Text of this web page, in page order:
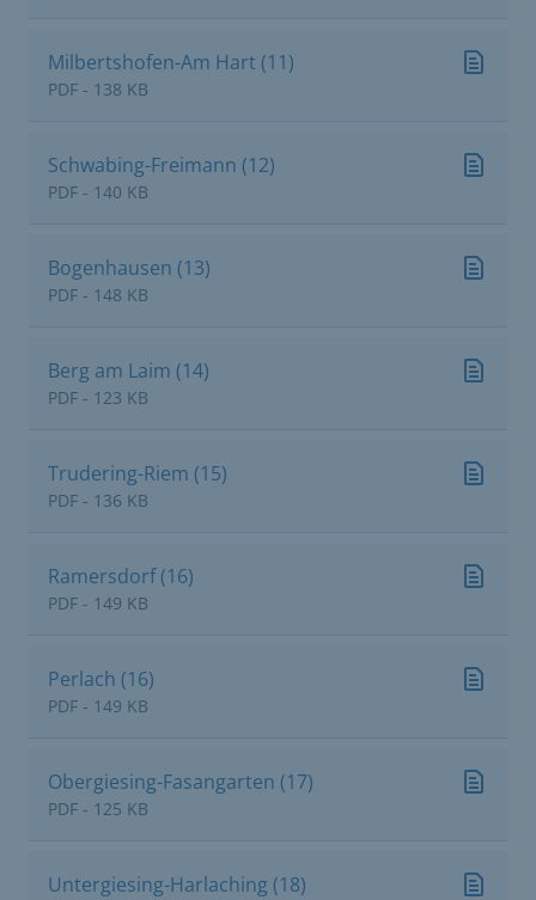
Milbertshofen-Am Hart (11)
PDF - 138 KB
Schwabing-Freimann (12)
PDF - 140 KB
Bogenhausen (13)
PDF - 148 KB
Berg am Laim (14)
PDF - 123 KB
Trudering-Riem (15)
PDF - 136 KB
Ramersdorf (16)
PDF - 149 KB
Perlach (16)
PDF - 149 KB
Obergiesing-Fasangarten (17)
PDF - 125 KB
Untergiesing-Harlaching (18)